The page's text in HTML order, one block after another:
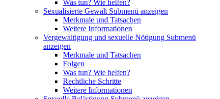
Was tun? Wie helfen?
Sexualisierte Gewalt Submenü anzeigen
Merkmale und Tatsachen
Weitere Informationen
Vergewaltigung und sexuelle Nötigung Submenü
anzeigen
Merkmale und Tatsachen
Folgen
Was tun? Wie helfen?
Rechtliche Schritte
Weitere Informationen